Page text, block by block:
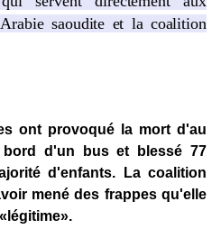
saoudite et la coalition
ont provoqué la mort d'au
d'un bus et blessé 77
d'enfants. La coalition
mené des frappes qu'elle